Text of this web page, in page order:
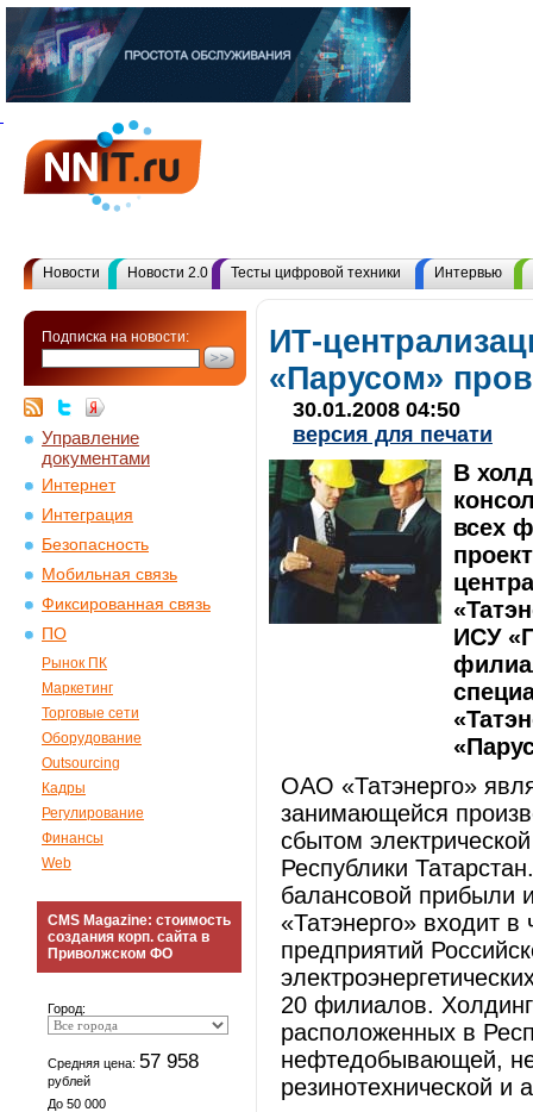
Новости Новости 2.0 Тесты цифровой техники Интервью
Подписка на новости:
Управление
документами
Интернет
Интеграция
Безопасность
Мобильная связь
Фиксированная связь
ПО
Рынок ПК
Маркетинг
Торговые сети
Оборудование
Outsourcing
Кадры
Регулирование
Финансы
Web
CMS Magazine: стоимость
создания корп. сайта в
Приволжском ФО
Город:
Средняя цена: 57 958
рублей
До 50 000
ИТ-
«Парусом»
30.01.2008 04:50
версия для печати
В
всех
ИСУ
ОАО «Татэнерго»
занимающейся
сбытом
Республики
балансовой прибыли
«Татэнерго» входит в
предприятий
20 филиалов. Холдинг
расположенных в
нефтедобывающей,
резинотехнической и